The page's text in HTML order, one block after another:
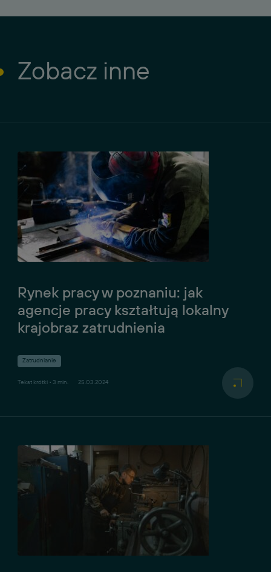
Zobacz inne
Rynek pracy w poznaniu: jak
agencje pracy kształtują lokalny
krajobraz zatrudnienia
Zatrudnianie
Tekst krótki • 3 min. 25.03.2024